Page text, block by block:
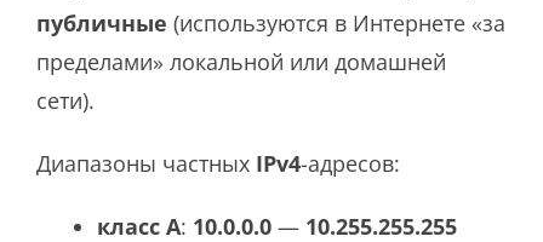
публичные (используются в Интернете «за
пределами» локальной или домашней
сети).
Диапазоны частных IPv4-адресов:
класс A: 10.0.0.0 — 10.255.255.255